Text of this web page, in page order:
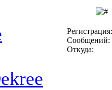
Сообщений:
Откуда: